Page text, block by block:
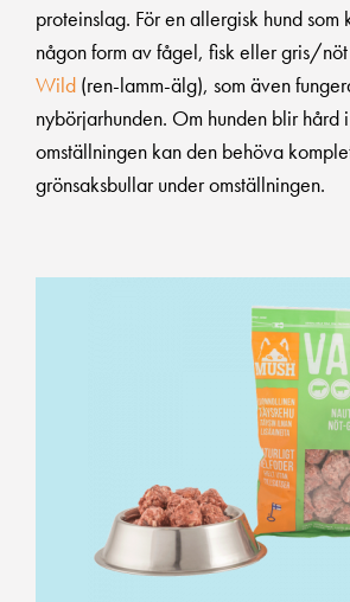
proteinslag. För en allergisk hund som
någon form av fågel, fisk eller gris/nöt
Wild (ren-lamm-älg), som även
nybörjarhunden. Om hunden blir hård
omställningen kan den behöva
grönsaksbullar under omställningen.